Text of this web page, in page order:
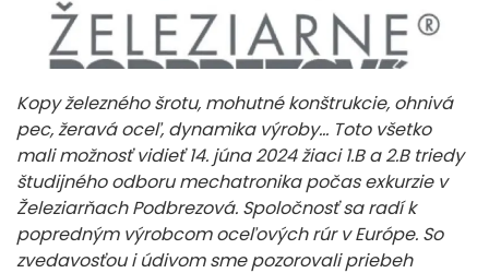
Kopy železného šrotu, mohutné konštrukcie, ohnivá
pec, žeravá oceľ, dynamika výroby… Toto všetko
mali možnosť vidieť 14. júna 2024 žiaci 1.B a 2.B triedy
študijného odboru mechatronika počas exkurzie v
Železiarňach Podbrezová. Spoločnosť sa radí k
popredným výrobcom oceľových rúr v Európe. So
zvedavosťou i údivom sme pozorovali priebeh